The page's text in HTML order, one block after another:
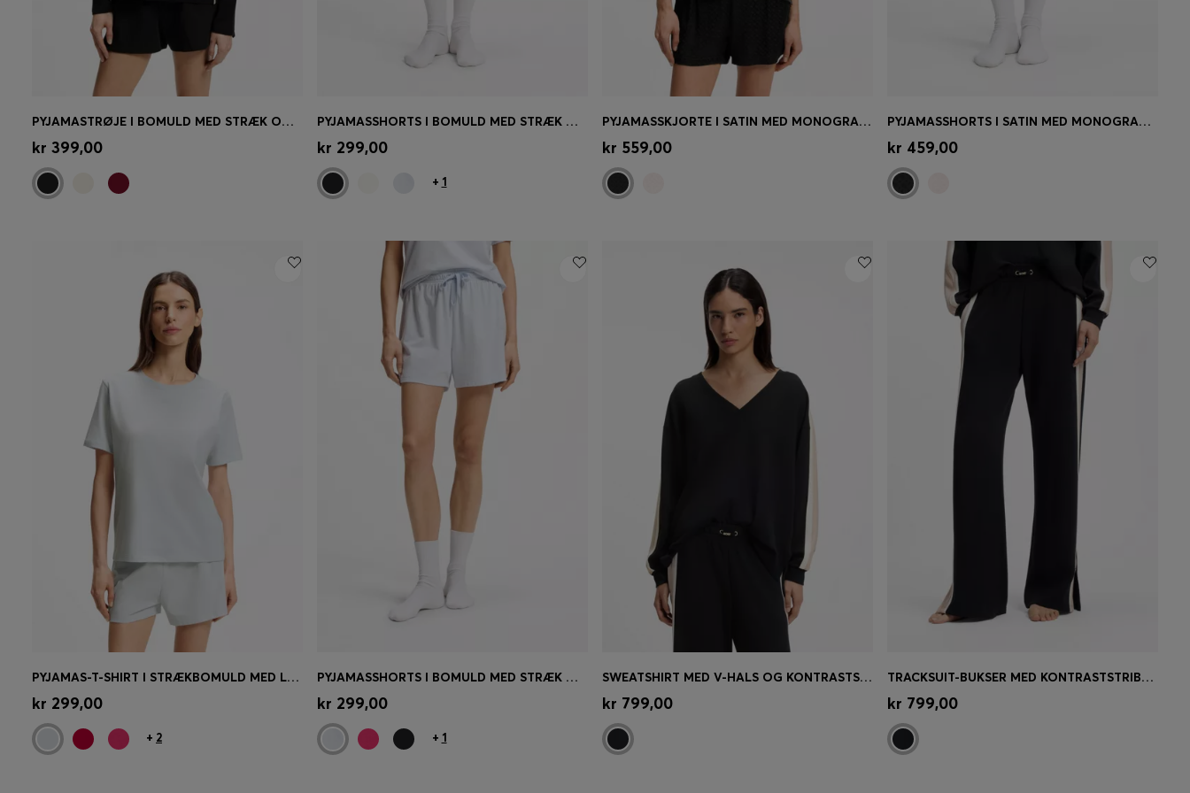
Hurtigkøb
PYJAMASTRØJE I BOMULD MED STRÆK OG LOGOPRINT
kr 399,00 Hurtigkøb
PYJAMASSHORTS I BOMULD MED STRÆK OG BRANDEDE LØBESNORE
kr 299,00
+ 1
Hurtigkøb
PYJAMASSKJORTE I SATIN MED MONOGRAMJACQUARD
kr 559,00 Hurtigkøb
PYJAMASSHORTS I SATIN MED MONOGRAMMØNSTRET JACQUARD
kr 459,00
Hurtigkøb
PYJAMAS-T-SHIRT I STRÆKBOMULD MED LOGOPRINT
kr 299,00
+ 2
Hurtigkøb
PYJAMASSHORTS I BOMULD MED STRÆK OG BRANDEDE LØBESNORE
kr 299,00
+ 1
Hurtigkøb
SWEATSHIRT MED V-HALS OG KONTRASTSTRIBER PÅ ÆRMERNE
kr 799,00 Hurtigkøb
TRACKSUIT-BUKSER MED KONTRASTSTRIBE I SIDESØMMENE
kr 799,00